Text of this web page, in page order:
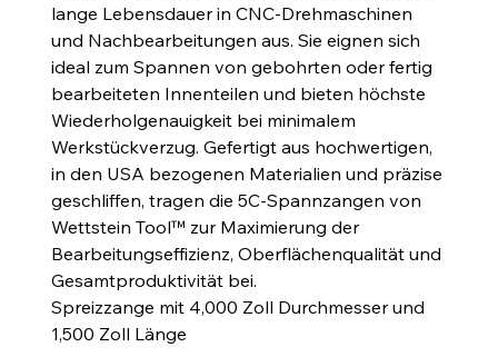
lange Lebensdauer in CNC-Drehmaschinen
und Nachbearbeitungen aus. Sie eignen sich
ideal zum Spannen von gebohrten oder fertig
bearbeiteten Innenteilen und bieten höchste
Wiederholgenauigkeit bei minimalem
Werkstückverzug. Gefertigt aus hochwertigen,
in den USA bezogenen Materialien und präzise
geschliffen, tragen die 5C-Spannzangen von
Wettstein Tool™ zur Maximierung der
Bearbeitungseffizienz, Oberflächenqualität und
Gesamtproduktivität bei.
Spreizzange mit 4,000 Zoll Durchmesser und
1,500 Zoll Länge